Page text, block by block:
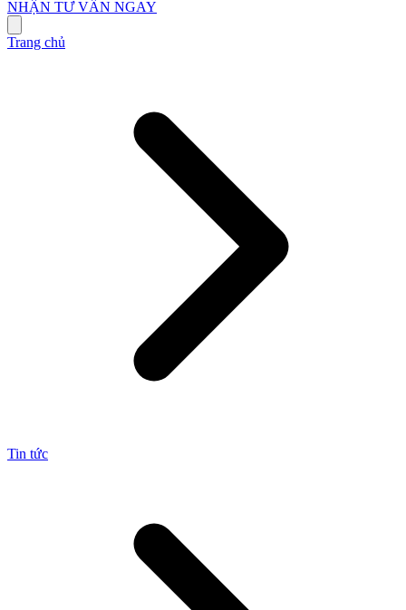
NHẬN TƯ VẤN NGAY
Trang chủ
Tin tức